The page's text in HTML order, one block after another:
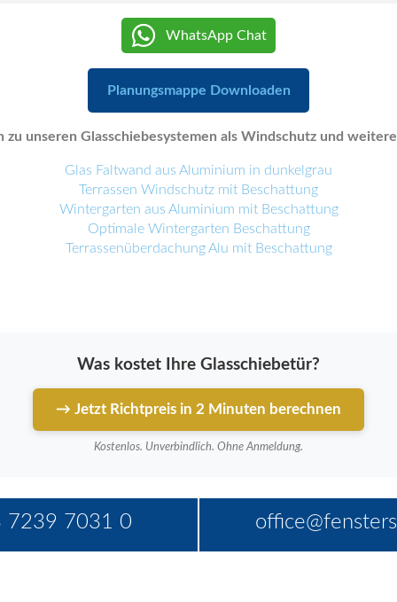
WhatsApp Chat
Planungsmappe Downloaden
unseren Glasschiebesystemen als Windschutz und
Glas Faltwand aus Aluminium in dunkelgrau
Terrassen Windschutz mit Beschattung
Wintergarten aus Aluminium mit Beschattung
Optimale Wintergarten Beschattung
Terrassenüberdachung Alu mit Beschattung
Was kostet Ihre Glasschiebetür?
→ Jetzt Richtpreis in 2 Minuten berechnen
Kostenlos. Unverbindlich. Ohne Anmeldung.
7239 7031 0